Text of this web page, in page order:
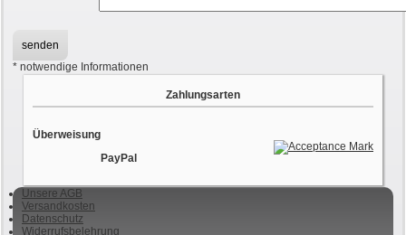
* notwendige Informationen
Zahlungsarten
Überweisung
PayPal
Unsere AGB
Versandkosten
Datenschutz
Widerrufsbelehrung